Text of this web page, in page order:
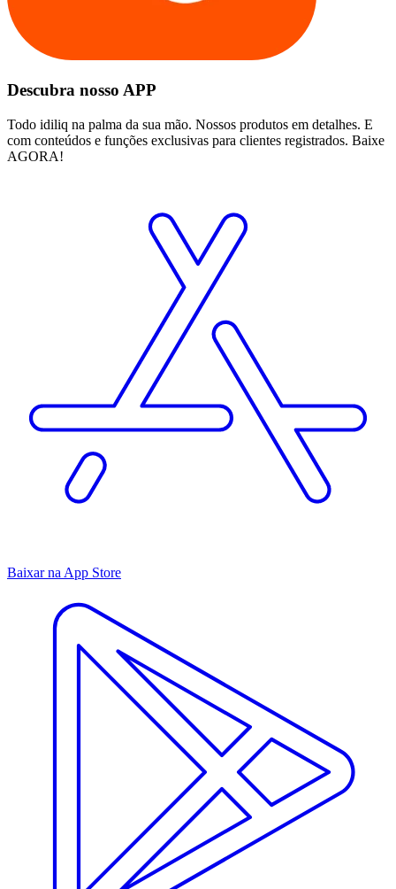
Descubra nosso APP
Todo idiliq na palma da sua mão. Nossos produtos em detalhes. E
com conteúdos e funções exclusivas para clientes registrados. Baixe
AGORA!
Baixar na App Store